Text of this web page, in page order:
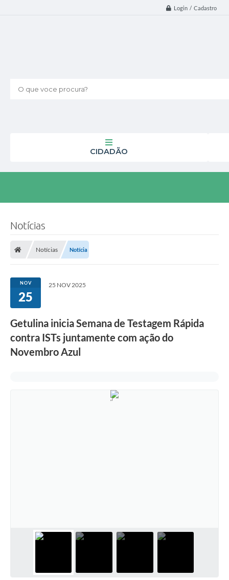
Login / Cadastro
O que voce procura?
CIDADÃO
Notícias
Notícias Notícia
NOV
25
25 NOV 2025
Getulina inicia Semana de Testagem Rápida
contra ISTs juntamente com ação do
Novembro Azul